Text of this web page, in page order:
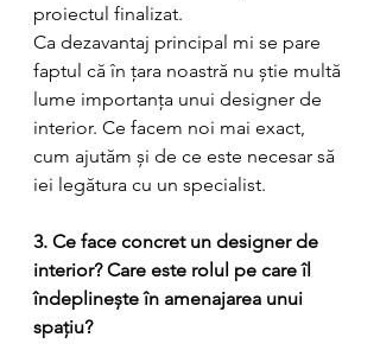
proiectul finalizat.
Ca dezavantaj principal mi se pare
faptul că în țara noastră nu știe multă
lume importanța unui designer de
interior. Ce facem noi mai exact,
cum ajutăm și de ce este necesar să
iei legătura cu un specialist.
3. Ce face concret un designer de
interior? Care este rolul pe care îl
îndeplinește în amenajarea unui
spațiu?